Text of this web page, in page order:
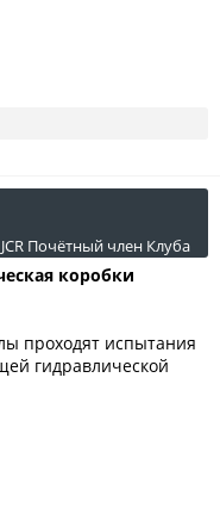
Почётный член Клуба
коробки
проходят испытания
гидравлической